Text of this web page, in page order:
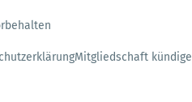
Mitgliedschaft